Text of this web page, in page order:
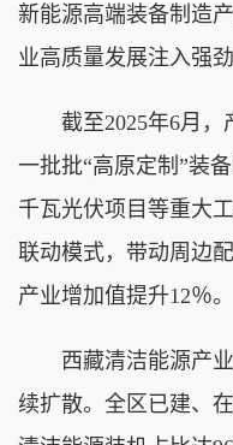
新能源高端装备制造
业高质量发展注入强劲
截至2025年6月，
一批批“高原定制”装
千瓦光伏项目等重大
联动模式，带动周边
产业增加值提升12％。
西藏清洁能源产业
续扩散。全区已建、